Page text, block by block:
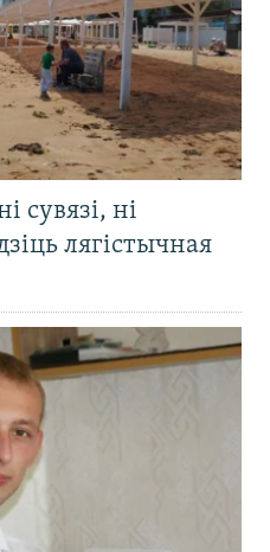
сувязі, ні
лягістычная